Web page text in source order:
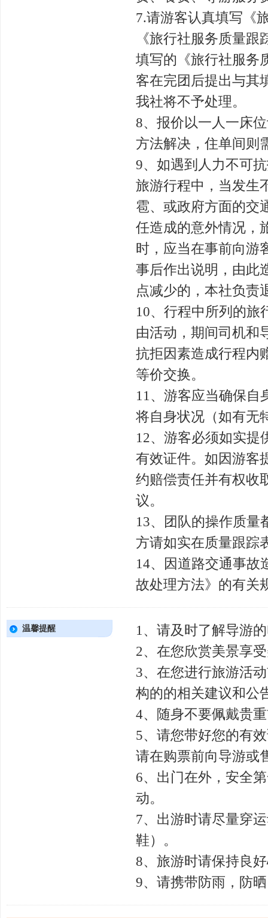
7.请游客认真填写《
《旅行社服务质量
填写的《旅行社服务
客在完团后提出与其
我社将不予处理。
8、报价以一人一床
方法解决，住单间则
9、如遇到人力不可
旅游行程中，当发生
雹、或政府方面的交
任造成的意外情况，
时，应当在事前向游
事后作出说明，由此
点减少的，本社负责
10、行程中所列的旅
由活动，期间司机和
抗拒因素造成行程内
等价交换。
11、游客应当确保自
将自身状况（如有无
12、游客必须如实提
有效证件。如因游客
约赔偿责任并有权收
议。
13、团队的操作质量
方请如实在质量跟踪
14、因道路交通事故
故处理方法》的有关
温馨提醒
1、请及时了解导游
2、在您欣赏美景享
3、在您进行旅游活
构的的相关建议和公
4、随身不要佩戴贵
5、请您带好您的有
请在购票前向导游或
6、出门在外，安全
动。
7、出游时请尽量穿
鞋）。
8、旅游时请保持良
9、请携带防雨，防